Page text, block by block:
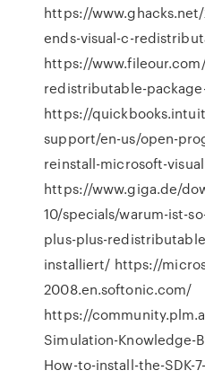
https://
ends-visual-c-
https://
redistributable-
https://
support/en-us/open-
reinstall-microsoft-
https://www.giga.de/
10/specials/warum-ist-
plus-plus-
installiert/ https://
2008.en.softonic.com/
https://
Simulation-Knowledge-
How-to-install-the-SDK-